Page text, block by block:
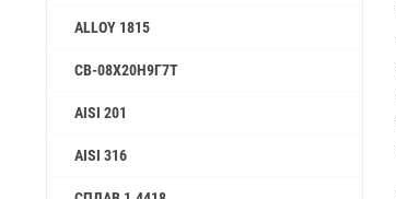
ALLOY 1815
СВ-08Х20Н9Г7Т
AISI 201
AISI 316